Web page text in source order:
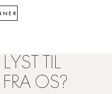
TIL
OS?